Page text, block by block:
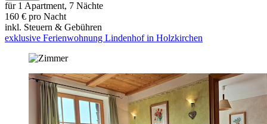
für 1 Apartment, 7 Nächte
160 € pro Nacht
inkl. Steuern & Gebühren
exklusive Ferienwohnung Lindenhof in Holzkirchen